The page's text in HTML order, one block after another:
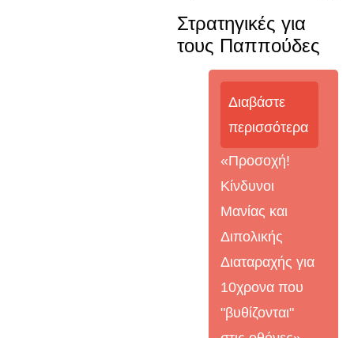
Στρατηγικές για
τους Παππούδες
Διαβάστε
περισσότερα
«Προσοχή!
Κίνδυνοι
Μανίας και
Διπολικής
Διαταραχής για
10χρονα που
"βυθίζονται"